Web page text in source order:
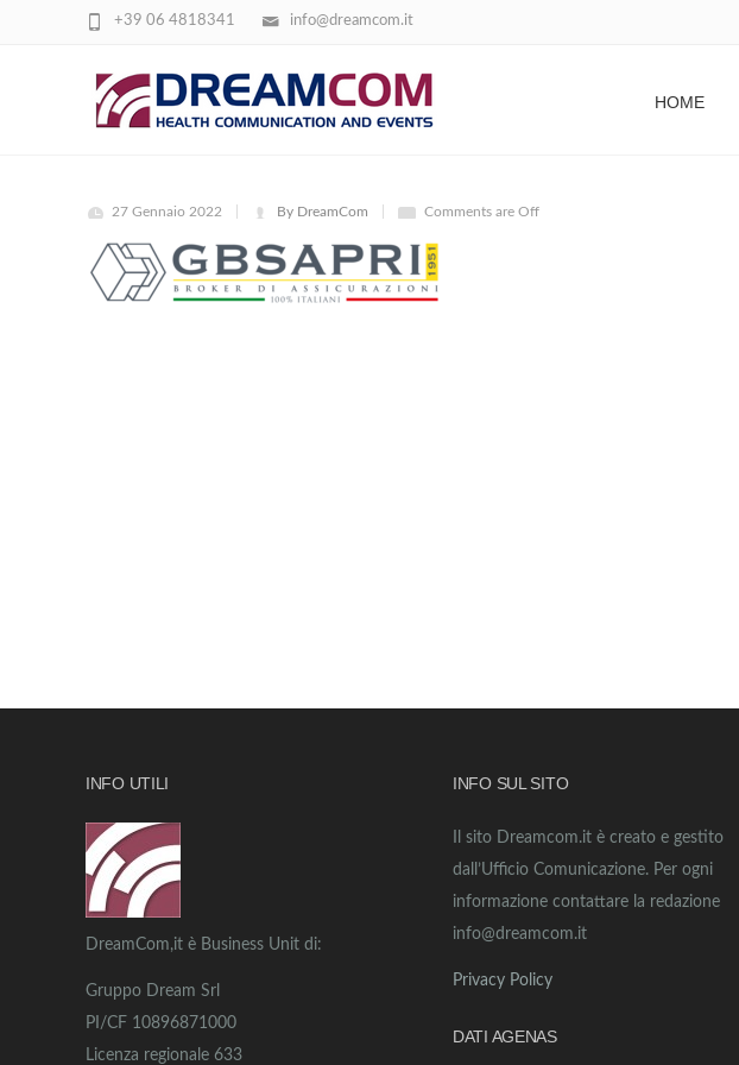
info@dreamcom.it
+39 06 4818341
HOME
GBSAPRI_GRIGIO
27 Gennaio 2022 By DreamCom Comments are Off
INFO UTILI
DreamCom,it è Business Unit di:
Gruppo Dream Srl
PI/CF 10896871000
Licenza regionale 633
INFO SUL SITO
Il sito Dreamcom.it è creato e gestito
dall’Ufficio Comunicazione. Per ogni
informazione contattare la redazione
info@dreamcom.it
Privacy Policy
DATI AGENAS